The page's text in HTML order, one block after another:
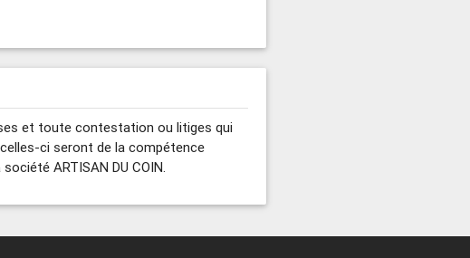
et toute contestation ou litiges qui
ci seront de la compétence
ARTISAN DU COIN.